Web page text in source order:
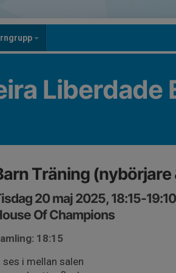
Liberdade
Träning (nybörjare
20 maj 2025, 18:15-19:10
Of Champions
18:15
ses i mellan salen